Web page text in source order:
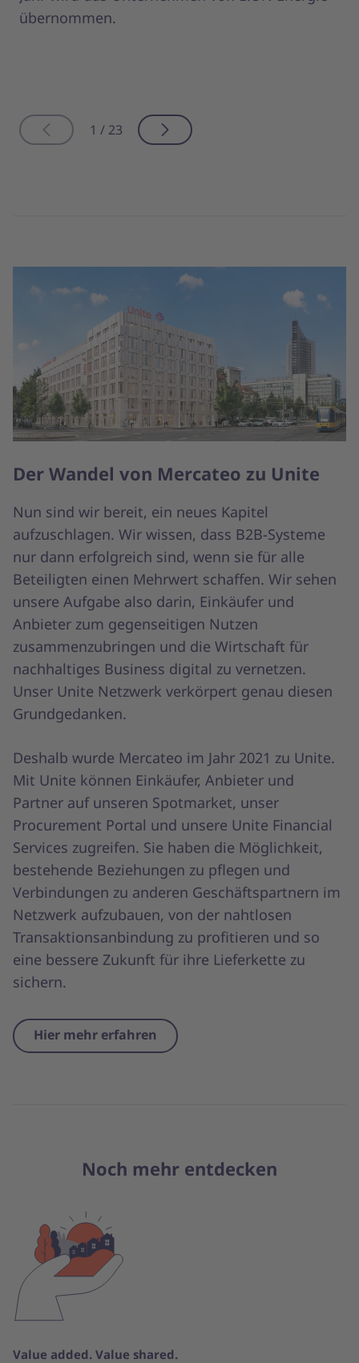
übernommen.
1 / 23
Der Wandel von Mercateo zu Unite
Nun sind wir bereit, ein neues Kapitel
aufzuschlagen. Wir wissen, dass B2B-Systeme
nur dann erfolgreich sind, wenn sie für alle
Beteiligten einen Mehrwert schaffen. Wir sehen
unsere Aufgabe also darin, Einkäufer und
Anbieter zum gegenseitigen Nutzen
zusammenzubringen und die Wirtschaft für
nachhaltiges Business digital zu vernetzen.
Unser Unite Netzwerk verkörpert genau diesen
Grundgedanken.
Deshalb wurde Mercateo im Jahr 2021 zu Unite.
Mit Unite können Einkäufer, Anbieter und
Partner auf unseren Spotmarket, unser
Procurement Portal und unsere Unite Financial
Services zugreifen. Sie haben die Möglichkeit,
bestehende Beziehungen zu pflegen und
Verbindungen zu anderen Geschäftspartnern im
Netzwerk aufzubauen, von der nahtlosen
Transaktionsanbindung zu profitieren und so
eine bessere Zukunft für ihre Lieferkette zu
sichern.
Hier mehr erfahren
Noch mehr entdecken
Value added. Value shared.